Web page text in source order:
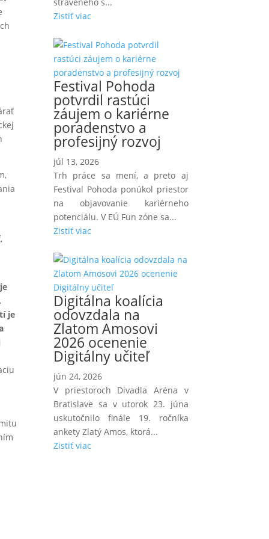
je
stráveného s...
Zistiť viac
Festival Pohoda
potvrdil rastúci
záujem o kariérne
poradenstvo a
profesijný rozvoj
júl 13, 2026
Trh práce sa mení, a preto aj
Festival Pohoda ponúkol priestor
na objavovanie kariérneho
potenciálu. V EÚ Fun zóne sa...
Zistiť viac
Digitálna koalícia
odovzdala na
Zlatom Amosovi
2026 ocenenie
Digitálny učiteľ
jún 24, 2026
V priestoroch Divadla Aréna v
Bratislave sa v utorok 23. júna
uskutočnilo finále 19. ročníka
ankety Zlatý Amos, ktorá...
Zistiť viac